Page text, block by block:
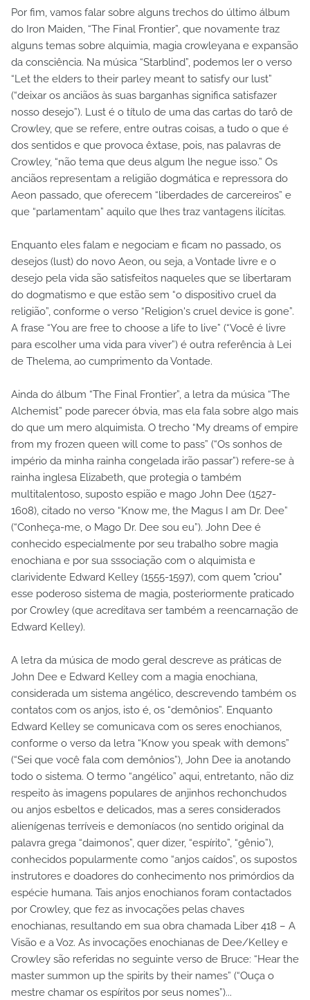
Por fim, vamos falar sobre alguns trechos do último álbum
do Iron Maiden, “The Final Frontier”, que novamente traz
alguns temas sobre alquimia, magia crowleyana e expansão
da consciência. Na música “Starblind”, podemos ler o verso
“Let the elders to their parley meant to satisfy our lust”
(“deixar os anciãos às suas barganhas significa satisfazer
nosso desejo”). Lust é o título de uma das cartas do tarô de
Crowley, que se refere, entre outras coisas, a tudo o que é
dos sentidos e que provoca êxtase, pois, nas palavras de
Crowley, “não tema que deus algum lhe negue isso.” Os
anciãos representam a religião dogmática e repressora do
Aeon passado, que oferecem “liberdades de carcereiros” e
que “parlamentam” aquilo que lhes traz vantagens ilícitas.
Enquanto eles falam e negociam e ficam no passado, os
desejos (lust) do novo Aeon, ou seja, a Vontade livre e o
desejo pela vida são satisfeitos naqueles que se libertaram
do dogmatismo e que estão sem “o dispositivo cruel da
religião”, conforme o verso “Religion's cruel device is gone”.
A frase “You are free to choose a life to live” (“Você é livre
para escolher uma vida para viver”) é outra referência à Lei
de Thelema, ao cumprimento da Vontade.
Ainda do álbum “The Final Frontier”, a letra da música “The
Alchemist” pode parecer óbvia, mas ela fala sobre algo mais
do que um mero alquimista. O trecho “My dreams of empire
from my frozen queen will come to pass” (“Os sonhos de
império da minha rainha congelada irão passar”) refere-se à
rainha inglesa Elizabeth, que protegia o também
multitalentoso, suposto espião e mago John Dee (1527-
1608), citado no verso “Know me, the Magus I am Dr. Dee”
(“Conheça-me, o Mago Dr. Dee sou eu”). John Dee é
conhecido especialmente por seu trabalho sobre magia
enochiana e por sua sssociação com o alquimista e
clarividente Edward Kelley (1555-1597), com quem "criou"
esse poderoso sistema de magia, posteriormente praticado
por Crowley (que acreditava ser também a reencarnação de
Edward Kelley).
A letra da música de modo geral descreve as práticas de
John Dee e Edward Kelley com a magia enochiana,
considerada um sistema angélico, descrevendo também os
contatos com os anjos, isto é, os “demônios”. Enquanto
Edward Kelley se comunicava com os seres enochianos,
conforme o verso da letra “Know you speak with demons”
(“Sei que você fala com demônios”), John Dee ia anotando
todo o sistema. O termo “angélico” aqui, entretanto, não diz
respeito às imagens populares de anjinhos rechonchudos
ou anjos esbeltos e delicados, mas a seres considerados
alienígenas terríveis e demoníacos (no sentido original da
palavra grega “daimonos”, quer dizer, “espírito”, “gênio”),
conhecidos popularmente como “anjos caídos”, os supostos
instrutores e doadores do conhecimento nos primórdios da
espécie humana. Tais anjos enochianos foram contactados
por Crowley, que fez as invocações pelas chaves
enochianas, resultando em sua obra chamada Liber 418 – A
Visão e a Voz. As invocações enochianas de Dee/Kelley e
Crowley são referidas no seguinte verso de Bruce: “Hear the
master summon up the spirits by their names” (“Ouça o
mestre chamar os espíritos por seus nomes”)...